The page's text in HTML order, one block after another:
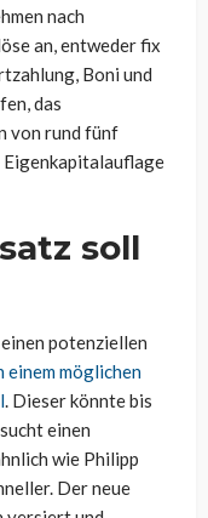
nach
an, entweder fix
Boni und
das
von rund fünf
Eigenkapitalauflage
soll
potenziellen
einem möglichen
. Dieser könnte bis
einen
wie Philipp
Der neue